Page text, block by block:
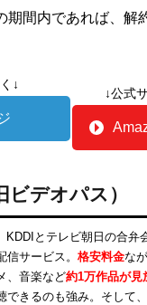
期間内であれば、解
↓
↓公式
デオパス）
KDDIとテレビ朝日の合弁
サービス。 格安料金な
、音楽など約1万作品が見
きるのも強み。そして、